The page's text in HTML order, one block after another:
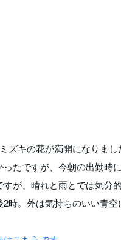
ズキの花が満開になりま
たですが、今朝の出勤時
が、晴れと雨とでは気分
時。外は気持ちのいい青